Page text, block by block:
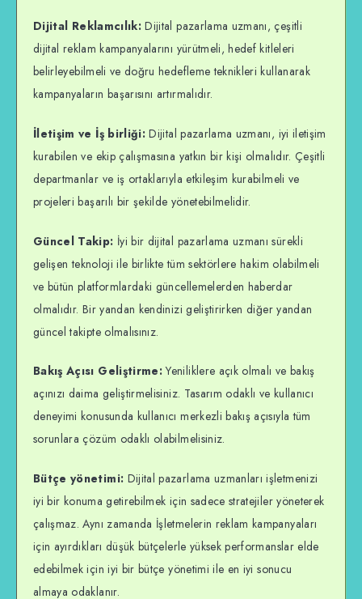
Dijital Reklamcılık: Dijital pazarlama uzmanı, çeşitli
dijital reklam kampanyalarını yürütmeli, hedef kitleleri
belirleyebilmeli ve doğru hedefleme teknikleri kullanarak
kampanyaların başarısını artırmalıdır.
İletişim ve İş birliği: Dijital pazarlama uzmanı, iyi iletişim
kurabilen ve ekip çalışmasına yatkın bir kişi olmalıdır. Çeşitli
departmanlar ve iş ortaklarıyla etkileşim kurabilmeli ve
projeleri başarılı bir şekilde yönetebilmelidir.
Güncel Takip: İyi bir dijital pazarlama uzmanı sürekli
gelişen teknoloji ile birlikte tüm sektörlere hakim olabilmeli
ve bütün platformlardaki güncellemelerden haberdar
olmalıdır. Bir yandan kendinizi geliştirirken diğer yandan
güncel takipte olmalısınız.
Bakış Açısı Geliştirme:Yeniliklere açık olmalı ve bakış
açınızı daima geliştirmelisiniz. Tasarım odaklı ve kullanıcı
deneyimi konusunda kullanıcı merkezli bakış açısıyla tüm
sorunlara çözüm odaklı olabilmelisiniz.
Bütçe yönetimi: Dijital pazarlama uzmanları işletmenizi
iyi bir konuma getirebilmek için sadece stratejiler yöneterek
çalışmaz. Aynı zamanda İşletmelerin reklam kampanyaları
için ayırdıkları düşük bütçelerle yüksek performanslar elde
edebilmek için iyi bir bütçe yönetimi ile en iyi sonucu
almaya odaklanır.